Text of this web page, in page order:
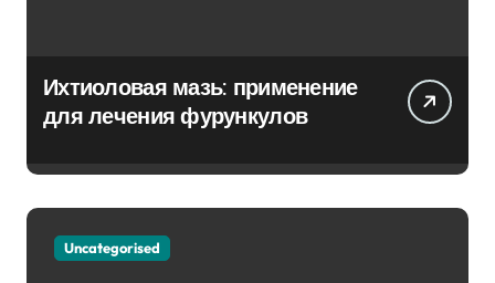
Ихтиоловая мазь: применение
для лечения фурункулов
Uncategorised